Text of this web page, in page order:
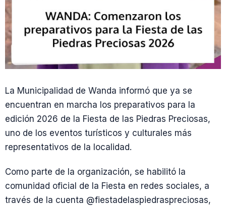
La Municipalidad de Wanda informó que ya se
encuentran en marcha los preparativos para la
edición 2026 de la Fiesta de las Piedras Preciosas,
uno de los eventos turísticos y culturales más
representativos de la localidad.
Como parte de la organización, se habilitó la
comunidad oficial de la Fiesta en redes sociales, a
través de la cuenta @fiestadelaspiedraspreciosas,